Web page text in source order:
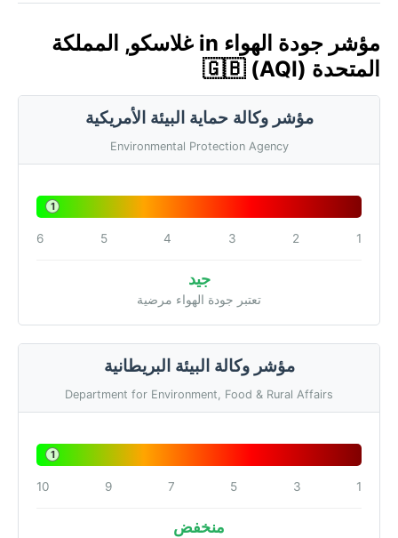
مؤشر جودة الهواء in غلاسكو, المملكة
المتحدة 🇬🇧 (AQI)
مؤشر وكالة حماية البيئة الأمريكية
Environmental Protection Agency
1
1
2
3
4
5
6
جيد
تعتبر جودة الهواء مرضية
مؤشر وكالة البيئة البريطانية
Department for Environment, Food & Rural Affairs
1
1
3
5
7
9
10
منخفض